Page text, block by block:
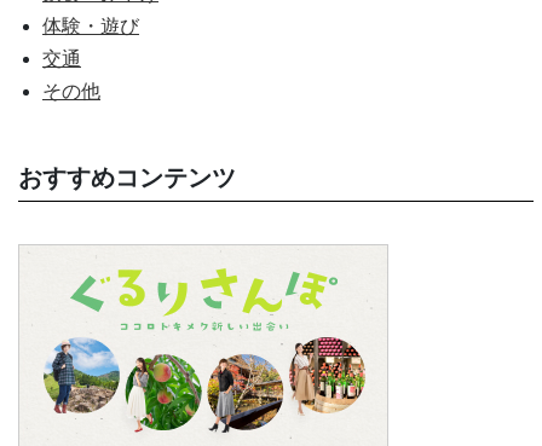
体験・遊び
交通
その他
おすすめコンテンツ